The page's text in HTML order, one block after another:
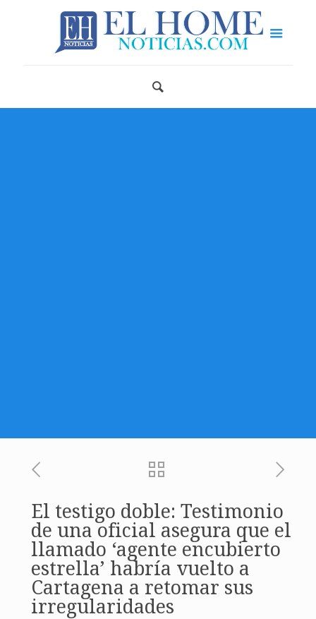
El testigo doble: Testimonio
de una oficial asegura que el
llamado ‘agente encubierto
estrella’ habría vuelto a
Cartagena a retomar sus
irregularidades